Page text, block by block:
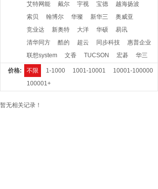
艾特网能
戴尔 宇视 宝德
越海扬波
索贝
翰博尔 华璨 新华三
奥威亚
竞业达
新奥特 大洋 华硕
易讯
清华同方
酷的 超云 同步科技
惠普企业
联想system
文香 TUCSON 宏碁 华三
价格: 不限 1-1000 1001-10001
10001-100000
100001+
暂无相关记录！